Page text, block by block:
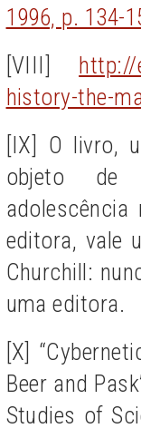
1996, p. 134-
[VIII] http://
history-the-
[IX] O livro,
objeto de
editora, vale
Churchill:
uma editora.
[X]
Beer and
Studies of